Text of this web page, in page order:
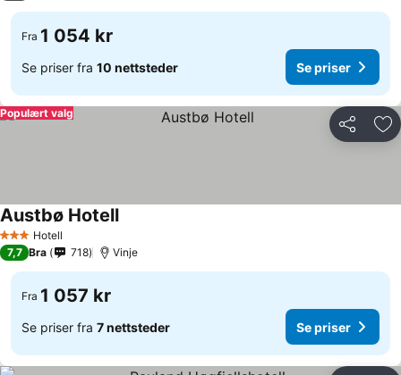
Fra 1 054 kr
Se priser fra 10 nettsteder Se priser
Del
Populært valg
3 StjernerHotell
Austbø Hotell
7,7 Bra 718 Vinje
Fra 1 057 kr
Se priser fra 7 nettsteder Se priser